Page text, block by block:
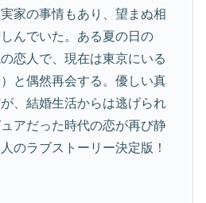
家の事情もあり、望まぬ相
んでいた。ある夏の日の
恋人で、現在は東京にいる
と偶然再会する。優しい真
、結婚生活からは逃げられ
アだった時代の恋が再び静
のラブストーリー決定版！